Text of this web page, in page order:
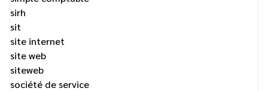
sirh
sit
site internet
site web
siteweb
société de service